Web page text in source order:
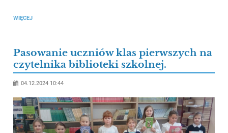
WIĘCEJ
Pasowanie uczniów klas pierwszych na
czytelnika biblioteki szkolnej.
04.12.2024 10:44